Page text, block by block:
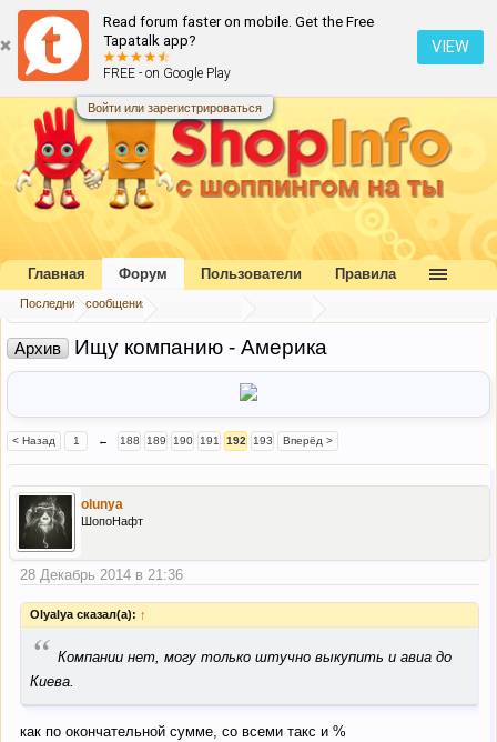
Read forum faster on mobile. Get the Free
Tapatalk app?
FREE - on Google Play
VIEW
Войти или зарегистрироваться
Главная Форум
Архив Ищу компанию - Америка
< Назад 1 ← 188 189 190 191 192 193 Вперёд >
olunya
ШопоНафт
28 Декабрь 2014 в 21:36
Olyalya сказал(а): ↑
“ Компании нет, могу только штучно выкупить и авиа до
Киева.
как по окончательной сумме, со всеми такс и %
Главная Форум
Последние сообщения
Пользователи Правила